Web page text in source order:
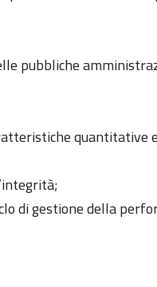
pubbliche
di gestione della